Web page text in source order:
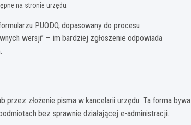
na stronie urzędu.
PUODO, dopasowany do procesu
wersji” – im bardziej zgłoszenie odpowiada
złożenie pisma w kancelarii urzędu. Ta forma bywa
bez sprawnie działającej e-administracji.